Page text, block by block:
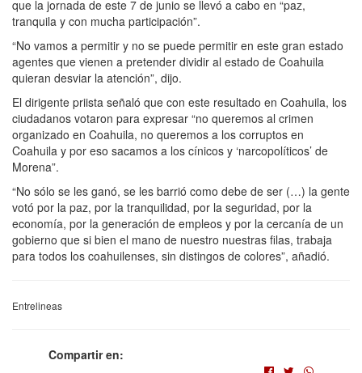
que la jornada de este 7 de junio se llevó a cabo en “paz,
tranquila y con mucha participación”.
“No vamos a permitir y no se puede permitir en este gran estado
agentes que vienen a pretender dividir al estado de Coahuila
quieran desviar la atención”, dijo.
El dirigente priista señaló que con este resultado en Coahuila, los
ciudadanos votaron para expresar “no queremos al crimen
organizado en Coahuila, no queremos a los corruptos en
Coahuila y por eso sacamos a los cínicos y ‘narcopolíticos’ de
Morena”.
“No sólo se les ganó, se les barrió como debe de ser (…) la gente
votó por la paz, por la tranquilidad, por la seguridad, por la
economía, por la generación de empleos y por la cercanía de un
gobierno que si bien el mano de nuestro nuestras filas, trabaja
para todos los coahuilenses, sin distingos de colores”, añadió.
Entrelineas
Compartir en: